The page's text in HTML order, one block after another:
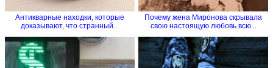
Антикварные находки, которые
доказывают, что странный...
Почему жена Миронова скрывала
свою настоящую любовь всю...